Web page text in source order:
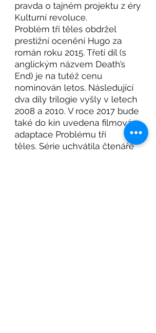
pravda o tajném projektu z éry
Kulturní revoluce.
Problém tří těles obdržel
prestižní ocenění Hugo za
román roku 2015. Třetí díl (s
anglickým názvem Death’s
End) je na tutéž cenu
nominován letos. Následující
dva díly trilogie vyšly v letech
2008 a 2010. V roce 2017 bude
také do kin uvedena filmová
adaptace Problému tří
těles. Série uchvátila čtenáře